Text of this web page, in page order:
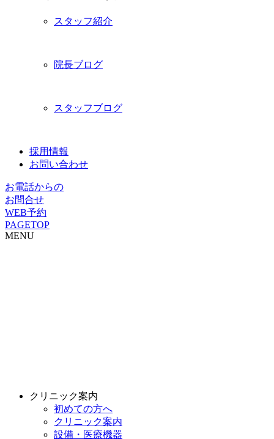
スタッフ紹介
院長ブログ
スタッフブログ
採用情報
お問い合わせ
お電話からの
お問合せ
WEB予約
PAGETOP
MENU
クリニック案内
初めての方へ
クリニック案内
設備・医療機器